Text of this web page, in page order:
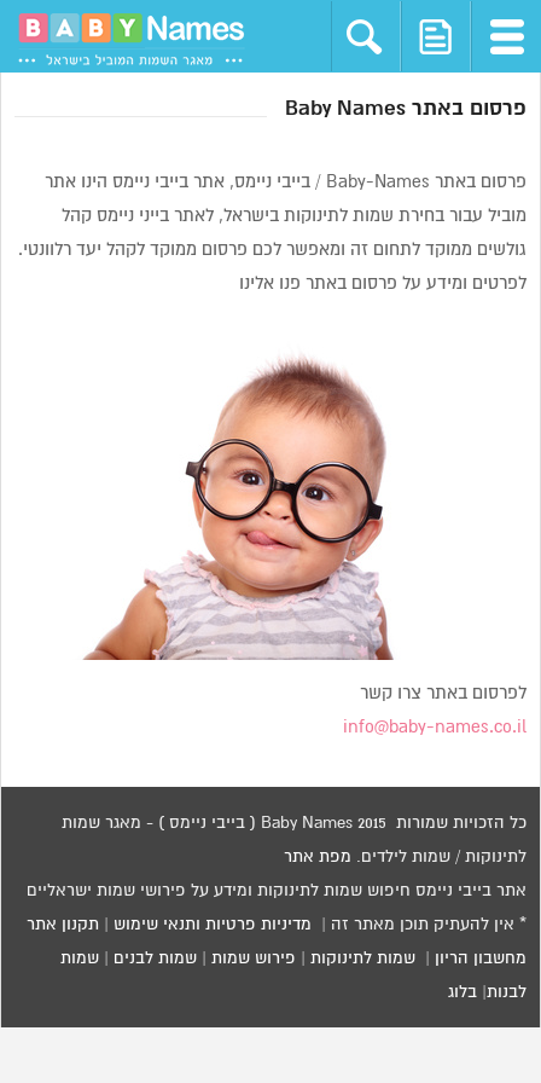
פרסום באתר Baby Names
פרסום באתר Baby-Names / בייבי ניימס, אתר בייבי ניימס הינו אתר
מוביל עבור בחירת שמות לתינוקות בישראל, לאתר בייני ניימס קהל
גולשים ממוקד לתחום זה ומאפשר לכם פרסום ממוקד לקהל יעד רלוונטי.
לפרטים ומידע על פרסום באתר פנו אלינו
לפרסום באתר צרו קשר
info@baby-names.co.il
כל הזכויות שמורות 2015 Baby Names ( בייבי ניימס ) - מאגר שמות
לתינוקות / שמות לילדים. מפת אתר
אתר בייבי ניימס חיפוש שמות לתינוקות ומידע על פירושי שמות ישראליים
* אין להעתיק תוכן מאתר זה | מדיניות פרטיות ותנאי שימוש תקנון אתר
מחשבון הריון |שמות לתינוקות פירוש שמות |שמות לבנים |שמות
לבנות בלוג